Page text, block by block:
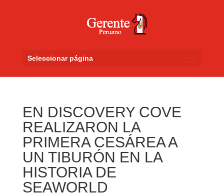
Seleccionar página
EN DISCOVERY COVE
REALIZARON LA
PRIMERA CESÁREA A
UN TIBURÓN EN LA
HISTORIA DE
SEAWORLD